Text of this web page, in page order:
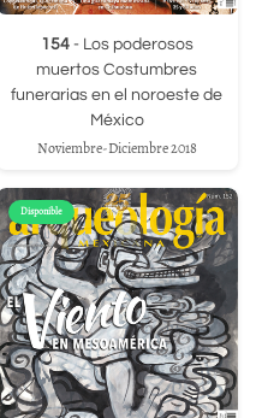
154- Los poderosos
muertos Costumbres
funerarias en el noroeste de
México
Noviembre-Diciembre 2018
Disponible